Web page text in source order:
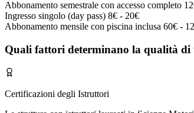
Abbonamento semestrale con accesso completo
Ingresso singolo (day pass) 8€ - 20€
Abbonamento mensile con piscina inclusa 60€ -
Quali fattori determinano la qualità di
Certificazioni degli Istruttori